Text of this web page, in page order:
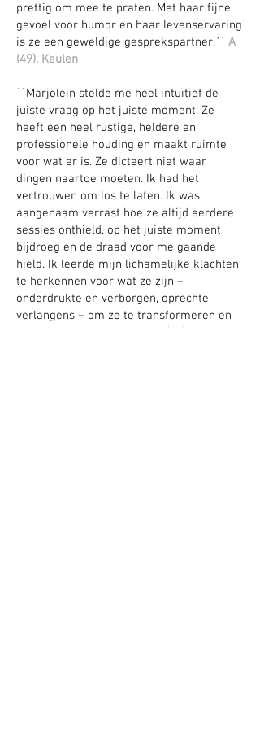
prettig om mee te praten. Met haar fijne
gevoel voor humor en haar levenservaring
is ze een geweldige gesprekspartner.`` A
(49), Keulen
``Marjolein stelde me heel intuïtief de
juiste vraag op het juiste moment. Ze
heeft een heel rustige, heldere en
professionele houding en maakt ruimte
voor wat er is. Ze dicteert niet waar
dingen naartoe moeten. Ik had het
vertrouwen om los te laten. Ik was
aangenaam verrast hoe ze altijd eerdere
sessies onthield, op het juiste moment
bijdroeg en de draad voor me gaande
hield. Ik leerde mijn lichamelijke klachten
te herkennen voor wat ze zijn –
onderdrukte en verborgen, oprechte
verlangens – om ze te transformeren en